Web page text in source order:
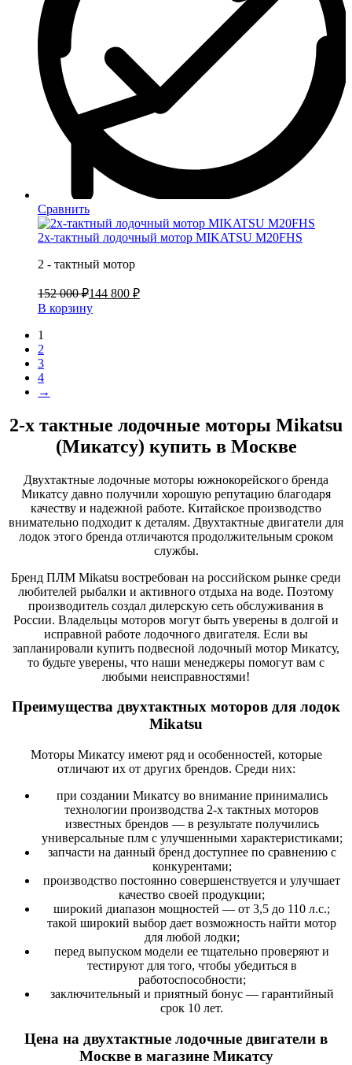
Сравнить
2х-тактный лодочный мотор MIKATSU M20FHS
2 - тактный мотор
152 000 ₽144 800 ₽
В корзину
1
2
3
4
→
2-х тактные лодочные моторы Mikatsu
(Микатсу) купить в Москве
Двухтактные лодочные моторы южнокорейского бренда
Микатсу давно получили хорошую репутацию благодаря
качеству и надежной работе. Китайское производство
внимательно подходит к деталям. Двухтактные двигатели для
лодок этого бренда отличаются продолжительным сроком
службы.
Бренд ПЛМ Mikatsu востребован на российском рынке среди
любителей рыбалки и активного отдыха на воде. Поэтому
производитель создал дилерскую сеть обслуживания в
России. Владельцы моторов могут быть уверены в долгой и
исправной работе лодочного двигателя. Если вы
запланировали купить подвесной лодочный мотор Микатсу,
то будьте уверены, что наши менеджеры помогут вам с
любыми неисправностями!
Преимущества двухтактных моторов для лодок
Mikatsu
Моторы Микатсу имеют ряд и особенностей, которые
отличают их от других брендов. Среди них:
при создании Микатсу во внимание принимались
технологии производства 2-х тактных моторов
известных брендов — в результате получились
универсальные плм с улучшенными характеристиками;
запчасти на данный бренд доступнее по сравнению с
конкурентами;
производство постоянно совершенствуется и улучшает
качество своей продукции;
широкий диапазон мощностей — от 3,5 до 110 л.с.;
такой широкий выбор дает возможность найти мотор
для любой лодки;
перед выпуском модели ее тщательно проверяют и
тестируют для того, чтобы убедиться в
работоспособности;
заключительный и приятный бонус — гарантийный
срок 10 лет.
Цена на двухтактные лодочные двигатели в
Москве в магазине Микатсу